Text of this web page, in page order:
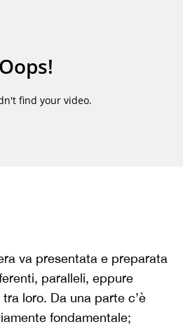
va presentata e preparata
paralleli, eppure
loro. Da una parte c’è
fondamentale;